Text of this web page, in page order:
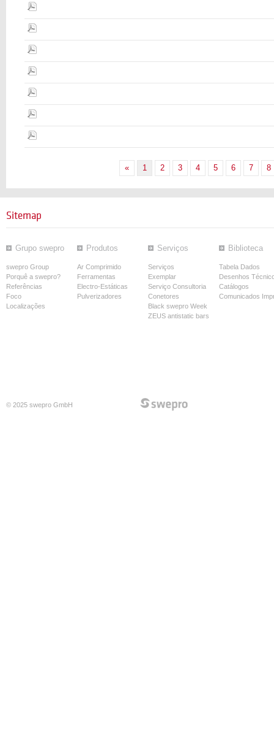
« 1 2 3 4 5 6 7 8
Sitemap
Grupo swepro
swepro Group
Porquê a swepro?
Referências
Foco
Localizações
Produtos
Ar Comprimido
Ferramentas
Electro-Estáticas
Pulverizadores
Serviços
Serviços
Exemplar
Serviço Consultoria
Conetores
Black swepro Week
ZEUS antistatic bars
Biblioteca
Tabela Dados
Desenhos
Catálogos
Comunicados
© 2025 swepro GmbH